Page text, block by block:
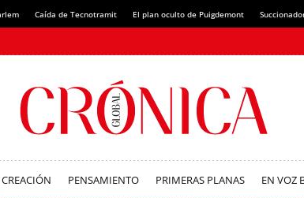
Caída de Tecnotramit El plan oculto de Puigdemont
CREACIÓN PENSAMIENTO PRIMERAS PLANAS EN VOZ